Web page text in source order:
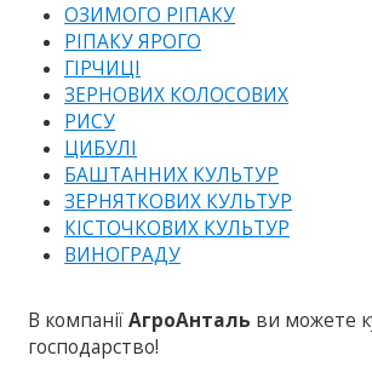
ОЗИМОГО РІПАКУ
РІПАКУ ЯРОГО
ГІРЧИЦІ
ЗЕРНОВИХ КОЛОСОВИХ
РИСУ
ЦИБУЛІ
БАШТАННИХ КУЛЬТУР
ЗЕРНЯТКОВИХ КУЛЬТУР
КІСТОЧКОВИХ КУЛЬТУР
ВИНОГРАДУ
В компаніїАгроАнталь ви можете
господарство!